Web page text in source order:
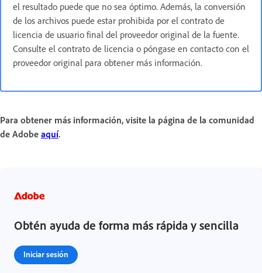
el resultado puede que no sea óptimo. Además, la conversión
de los archivos puede estar prohibida por el contrato de
licencia de usuario final del proveedor original de la fuente.
Consulte el contrato de licencia o póngase en contacto con el
proveedor original para obtener más información.
Para obtener más información, visite la página de la comunidad
de Adobe aquí.
Obtén ayuda de forma más rápida y sencilla
Iniciar sesión